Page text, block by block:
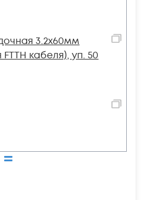
3.2х60мм
кабеля), уп. 50